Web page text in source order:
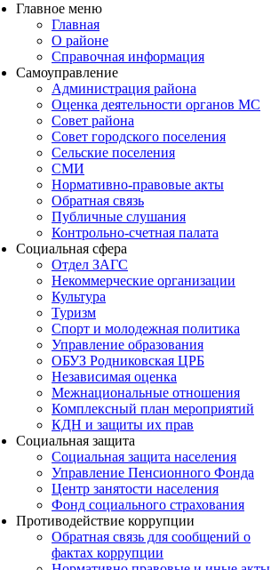
Главное меню
Главная
О районе
Справочная информация
Самоуправление
Администрация района
Оценка деятельности органов МС
Совет района
Совет городского поселения
Сельские поселения
СМИ
Нормативно-правовые акты
Обратная связь
Публичные слушания
Контрольно-счетная палата
Социальная сфера
Отдел ЗАГС
Некоммерческие организации
Культура
Туризм
Спорт и молодежная политика
Управление образования
ОБУЗ Родниковская ЦРБ
Независимая оценка
Межнациональные отношения
Комплексный план мероприятий
КДН и защиты их прав
Социальная защита
Социальная защита населения
Управление Пенсионного Фонда
Центр занятости населения
Фонд социального страхования
Противодействие коррупции
Обратная связь для сообщений о
фактах коррупции